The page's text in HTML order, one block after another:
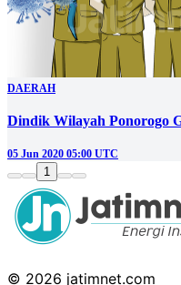
DAERAH
Dindik Wilayah Ponorogo
05 Jun 2020 05:00 UTC
1
© 2026 jatimnet.com